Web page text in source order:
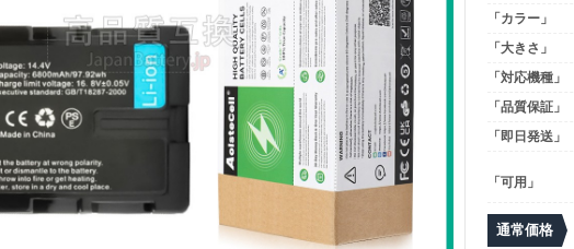
「カラー」
「大きさ」
「対応機種」
「品質保証」
「即日発送」
「可用」
通常価格